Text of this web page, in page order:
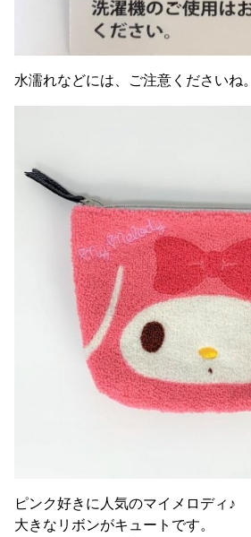
水濡れなどには、ご注意くださいね。
ピンク好きに人気のマイメロディ♪
大きなリボンがキュートです。